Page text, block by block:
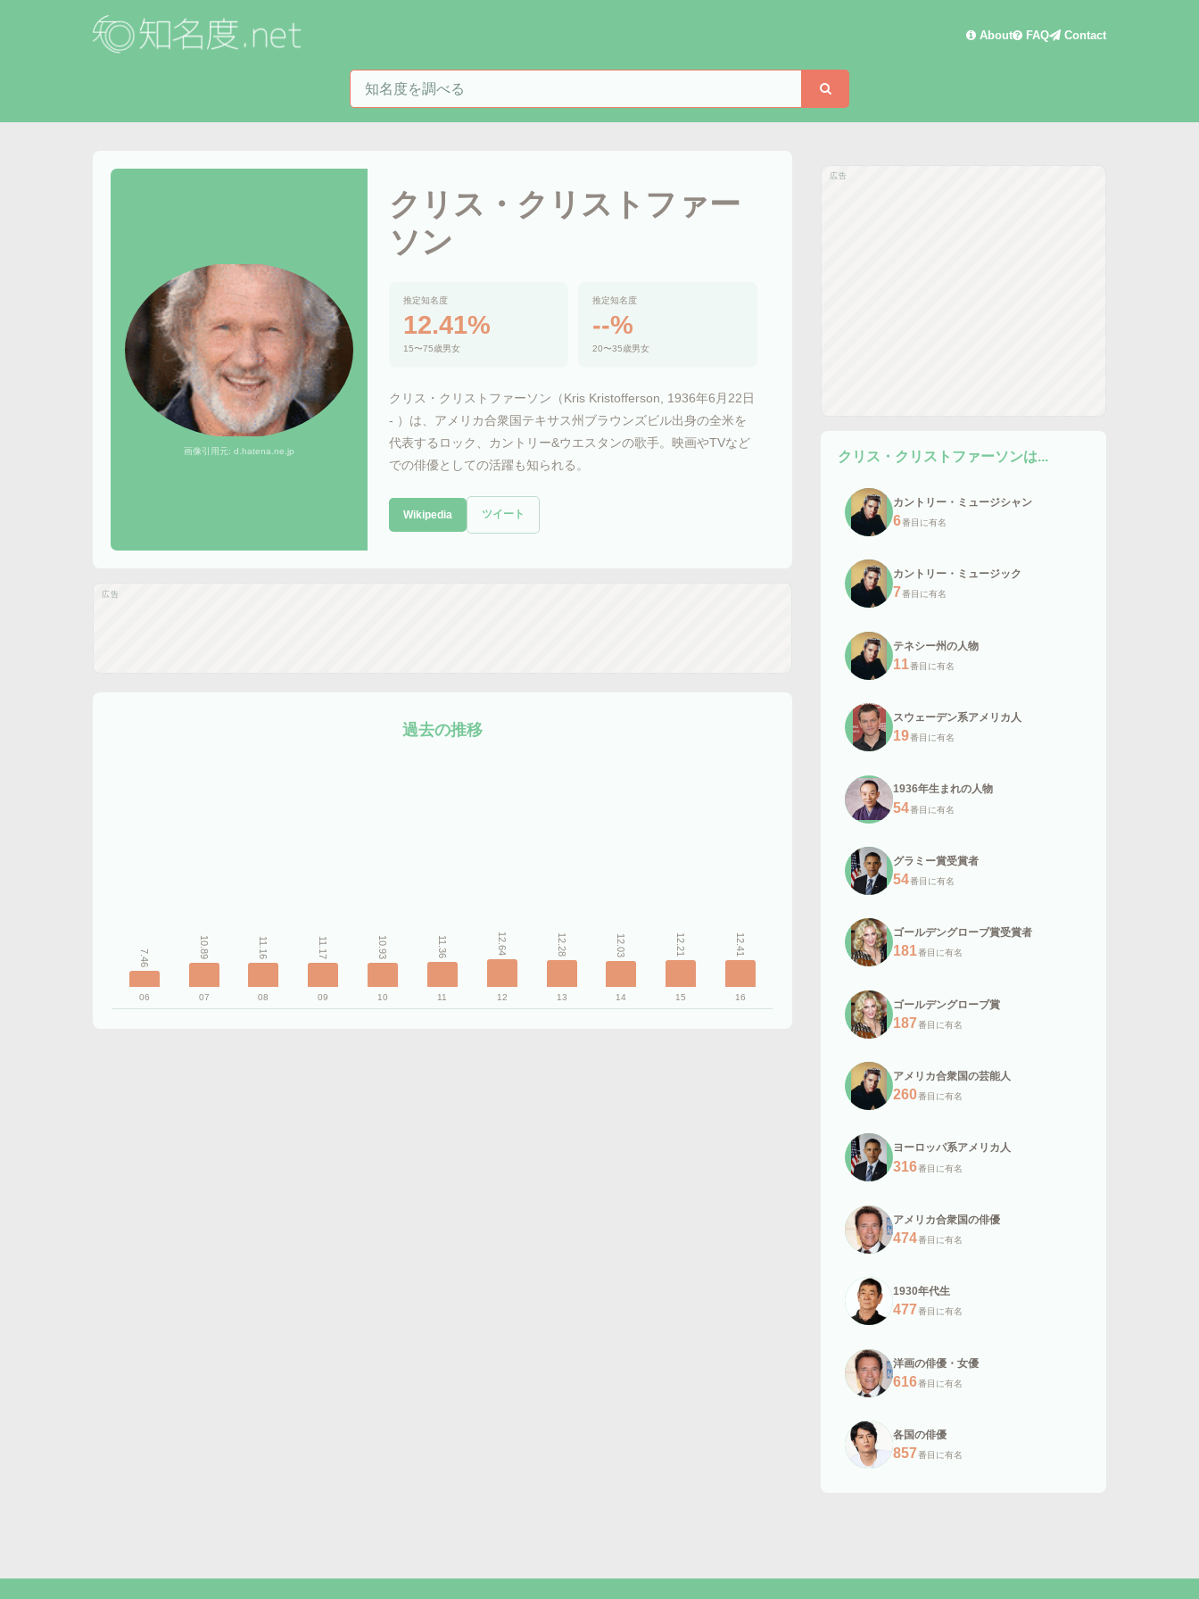
About FAQ Contact
知名度を検索
画像引用元: d.hatena.ne.jp
クリス・クリストファー
ソン
推定知名度
12.41%
15〜75歳男女
推定知名度
--%
20〜35歳男女
クリス・クリストファーソン（Kris Kristofferson, 1936年6月22日
- ）は、アメリカ合衆国テキサス州ブラウンズビル出身の全米を
代表するロック、カントリー&ウエスタンの歌手。映画やTVなど
での俳優としての活躍も知られる。
Wikipedia ツイート
広告
過去の推移
7.46
06
10.89
07
11.16
08
11.17
09
10.93
10
11.36
11
12.64
12
12.28
13
12.03
14
12.21
15
12.41
16
広告
クリス・クリストファーソンは...
カントリー・ミュージシャン
6番目に有名
カントリー・ミュージック
7番目に有名
テネシー州の人物
11番目に有名
スウェーデン系アメリカ人
19番目に有名
1936年生まれの人物
54番目に有名
グラミー賞受賞者
54番目に有名
ゴールデングローブ賞受賞者
181番目に有名
ゴールデングローブ賞
187番目に有名
アメリカ合衆国の芸能人
260番目に有名
ヨーロッパ系アメリカ人
316番目に有名
アメリカ合衆国の俳優
474番目に有名
1930年代生
477番目に有名
洋画の俳優・女優
616番目に有名
各国の俳優
857番目に有名